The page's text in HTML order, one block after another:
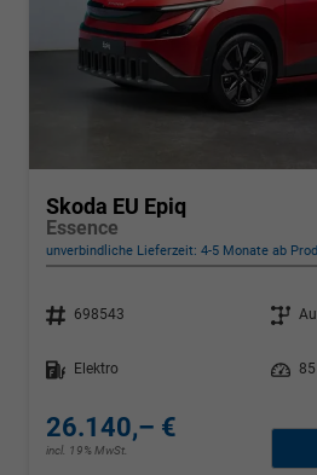
Skoda EU Epiq
Essence
unverbindliche Lieferzeit: 4-5 Monate ab
698543
Elektro
26.140,– €
incl. 19% MwSt.